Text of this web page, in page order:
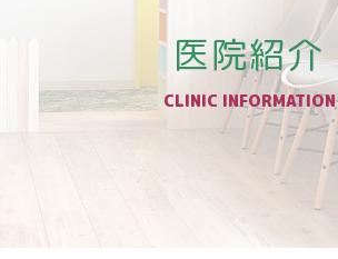
医院紹介
CLINIC INFORMATION